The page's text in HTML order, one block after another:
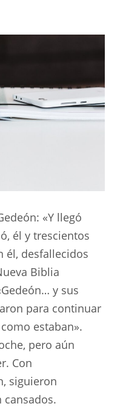
«Y llegó
él y trescientos
él, desfallecidos
Biblia
y sus
para continuar
estaban».
pero aún
Con
siguieron
cansados.